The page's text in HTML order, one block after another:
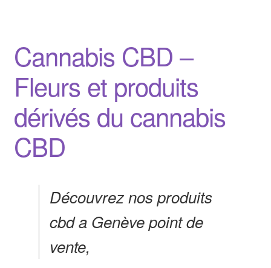
Cannabis CBD –
Fleurs et produits
dérivés du cannabis
CBD
Découvrez nos produits
cbd a Genève point de
vente,